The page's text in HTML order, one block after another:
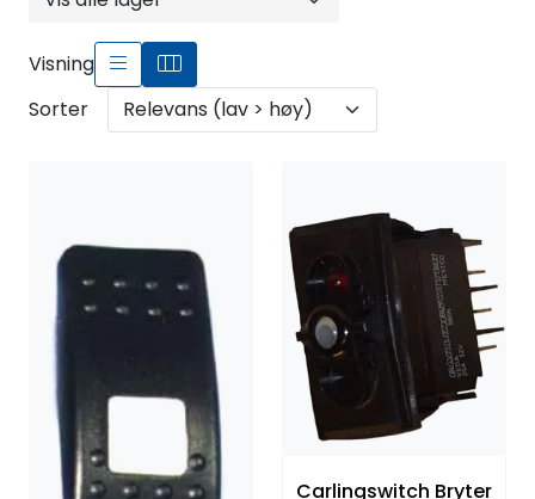
Visning
Sorter
Carlingswitch Bryter
Kampanje